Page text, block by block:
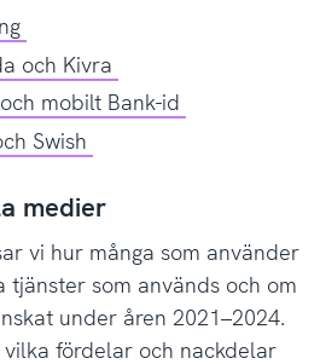
och Kivra
mobilt Bank-id
Swish
medier
vi hur många som använder
tjänster som används och om
under åren 2021–2024.
fördelar och nackdelar